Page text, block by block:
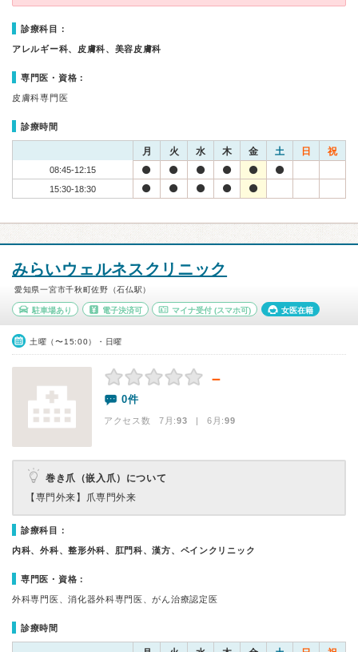
診療科目：
アレルギー科、皮膚科、美容皮膚科
専門医・資格：
皮膚科専門医
診療時間
月 火 水 木 金 土 日 祝
08:45-12:15
15:30-18:30
みらいウェルネスクリニック
愛知県一宮市千秋町佐野（石仏駅）
駐車場あり 電子決済可 マイナ受付 (スマホ可) 女医在籍
土曜（〜15:00）・日曜
－
0件
アクセス数 7月:93 | 6月:99
巻き爪（嵌入爪）について
【専門外来】 爪専門外来
診療科目：
内科、外科、整形外科、肛門科、漢方、ペインクリニック
専門医・資格：
外科専門医、消化器外科専門医、がん治療認定医
診療時間